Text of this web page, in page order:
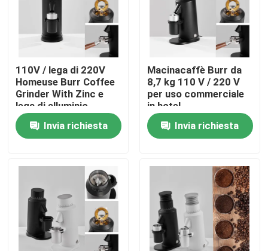
Circa noi
Giro della fabbrica
Controllo di qualità
Contattici
Casi
Smerigliatrice del chicco di caffè
Burr Coffee Grinder
110V / lega di 220V
Homeuse Burr Coffee
Grinder With Zinc e
lega di alluminio
Invia richiesta
Macinacaffè Burr da
8,7 kg 110 V / 220 V
per uso commerciale
in hotel
Invia richiesta